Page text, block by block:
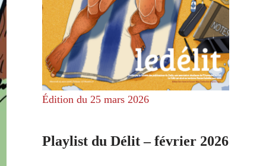
Édition du 25 mars 2026
Playlist du Délit – février 2026